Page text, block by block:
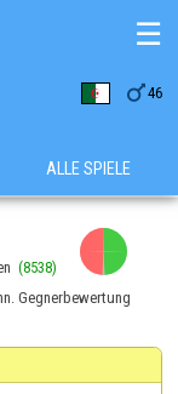
46
☰
ALLE SPIELE
(8538)
Gegnerbewertung